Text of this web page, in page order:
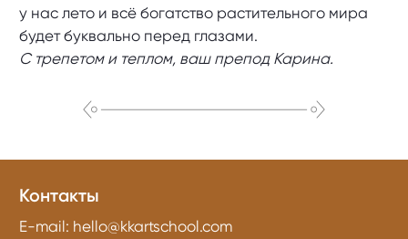
у нас лето и всё богатство растительного мира
будет буквально перед глазами.
С трепетом и теплом, ваш препод Карина.
Контакты
E-mail: hello@kkartschool.com